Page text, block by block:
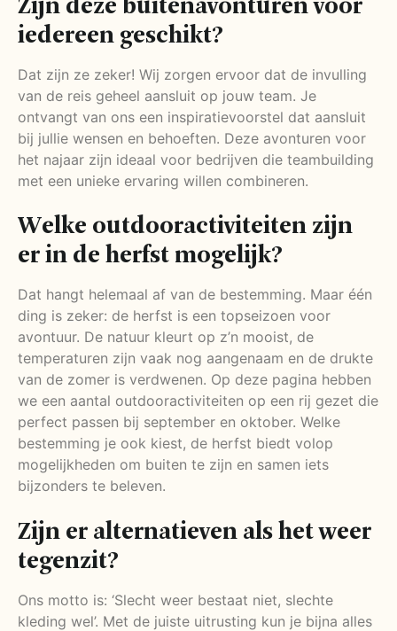
iedereen geschikt?
Dat zijn ze zeker! Wij zorgen ervoor dat de invulling
van de reis geheel aansluit op jouw team. Je
ontvangt van ons een inspiratievoorstel dat aansluit
bij jullie wensen en behoeften. Deze avonturen voor
het najaar zijn ideaal voor bedrijven die teambuilding
met een unieke ervaring willen combineren.
Welke outdooractiviteiten zijn
er in de herfst mogelijk?
Dat hangt helemaal af van de bestemming. Maar één
ding is zeker: de herfst is een topseizoen voor
avontuur. De natuur kleurt op z’n mooist, de
temperaturen zijn vaak nog aangenaam en de drukte
van de zomer is verdwenen. Op deze pagina hebben
we een aantal outdooractiviteiten op een rij gezet die
perfect passen bij september en oktober. Welke
bestemming je ook kiest, de herfst biedt volop
mogelijkheden om buiten te zijn en samen iets
bijzonders te beleven.
Zijn er alternatieven als het weer
tegenzit?
Ons motto is: ‘Slecht weer bestaat niet, slechte
kleding wel’. Met de juiste uitrusting kun je bijna alles